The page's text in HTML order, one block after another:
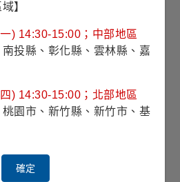
22)
單筆申購
】
) 14:30-15:00；中部地區
南投縣、彰化縣、雲林縣、嘉
) 14:30-15:00；北部地區
桃園市、新竹縣、新竹市、基
確定